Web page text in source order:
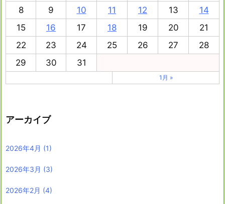
8
9 10 11 12 13
14
15
16 17 18 19 20
21
22
23 24 25 26 27
28
29
30 31
1月 »
アーカイブ
2026年4月 (1)
2026年3月 (3)
2026年2月 (4)